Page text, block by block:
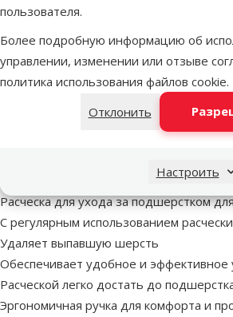
пользователя.
Более подробную информацию об
управлении, изменении или отзыве
политика использования файлов cookie.
Отклонить
Настроить
В наличии
Расческа для собак -
FURminator deShedding
superzoo.product.detail.content
Расческа для ухода за подшерстком
С регулярным использованием
Удаляет выпавшую шерсть
Обеспечивает удобное и
Расческой легко достать до
Эргономичная ручка для комфорта и